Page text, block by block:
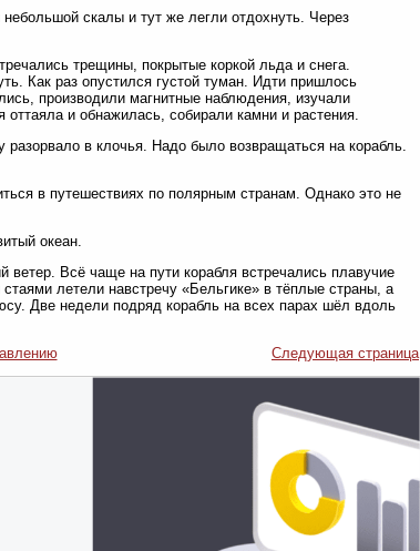
скалы и тут же легли отдохнуть. Через
трещины, покрытые коркой льда и снега.
Как раз опустился густой туман. Идти пришлось
производили магнитные наблюдения, изучали
оттаяла и обнажилась, собирали камни и растения.
разорвало в клочья. Надо было возвращаться на корабль.
в путешествиях по полярным странам. Однако это не
океан.
Всё чаще на пути корабля встречались плавучие
летели навстречу «Бельгике» в тёплые страны, а
Две недели подряд корабль на всех парах шёл вдоль
Следующая страница